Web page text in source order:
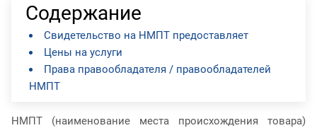
Содержание
Свидетельство на НМПТ предоставляет
Цены на услуги
Права правообладателя / правообладателей
НМПТ
НМПТ (наименование места происхождения товара)